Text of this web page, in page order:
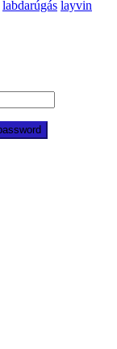
labdarúgás layvin